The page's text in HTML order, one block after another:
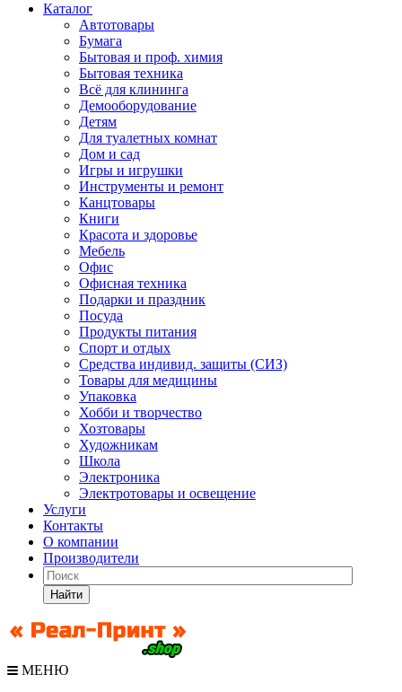
Каталог
Автотовары
Бумага
Бытовая и проф. химия
Бытовая техника
Всё для клининга
Демооборудование
Детям
Для туалетных комнат
Дом и сад
Игры и игрушки
Инструменты и ремонт
Канцтовары
Книги
Красота и здоровье
Мебель
Офис
Офисная техника
Подарки и праздник
Посуда
Продукты питания
Спорт и отдых
Средства индивид. защиты (СИЗ)
Товары для медицины
Упаковка
Хобби и творчество
Хозтовары
Художникам
Школа
Электроника
Электротовары и освещение
Услуги
Контакты
О компании
Производители
Найти
МЕНЮ